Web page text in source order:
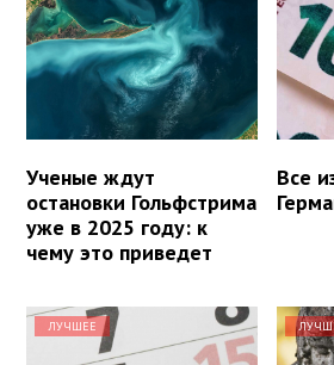
Ученые ждут
остановки Гольфстрима
уже в 2025 году: к
чему это приведет
Все
ЛУЧШЕЕ